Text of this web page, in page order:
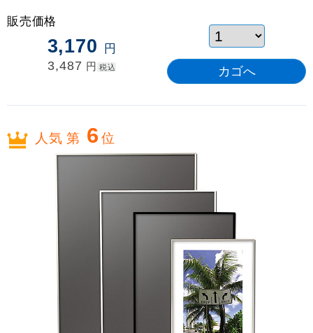
販売価格
3,170 円
3,487 円 税込
人気 第 6位